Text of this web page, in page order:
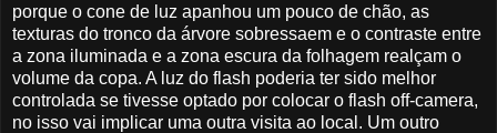
porque o cone de luz apanhou um pouco de chão, as
texturas do tronco da árvore sobressaem e o contraste entre
a zona iluminada e a zona escura da folhagem realçam o
volume da copa. A luz do flash poderia ter sido melhor
controlada se tivesse optado por colocar o flash off-camera,
no isso vai implicar uma outra visita ao local. Um outro